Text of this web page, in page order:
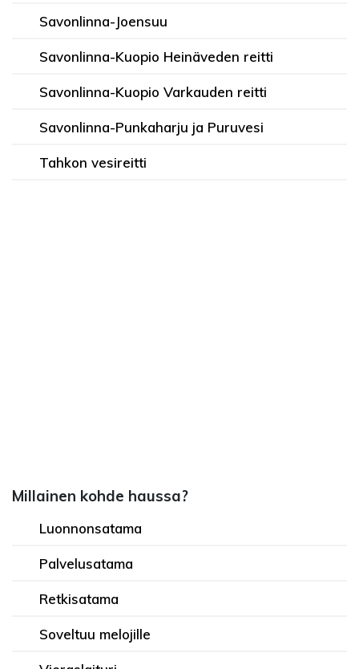
Savonlinna-Joensuu
Savonlinna-Kuopio Heinäveden reitti
Savonlinna-Kuopio Varkauden reitti
Savonlinna-Punkaharju ja Puruvesi
Tahkon vesireitti
Millainen kohde haussa?
Luonnonsatama
Palvelusatama
Retkisatama
Soveltuu melojille